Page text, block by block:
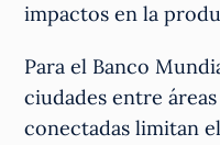
impactos en la
Para el Banco
ciudades entre
conectadas limitan